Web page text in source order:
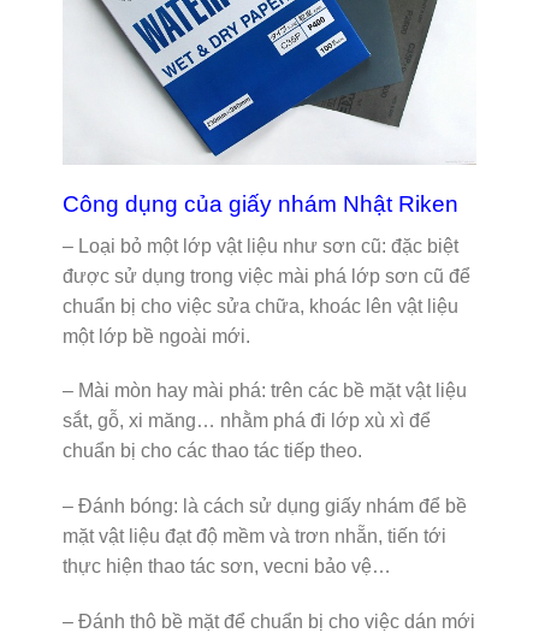
Công dụng của giấy nhám Nhật Riken
– Loại bỏ một lớp vật liệu như sơn cũ: đặc biệt
được sử dụng trong việc mài phá lớp sơn cũ để
chuẩn bị cho việc sửa chữa, khoác lên vật liệu
một lớp bề ngoài mới.
– Mài mòn hay mài phá: trên các bề mặt vật liệu
sắt, gỗ, xi măng… nhằm phá đi lớp xù xì để
chuẩn bị cho các thao tác tiếp theo.
– Đánh bóng: là cách sử dụng giấy nhám để bề
mặt vật liệu đạt độ mềm và trơn nhẵn, tiến tới
thực hiện thao tác sơn, vecni bảo vệ…
– Đánh thô bề mặt để chuẩn bị cho việc dán mới